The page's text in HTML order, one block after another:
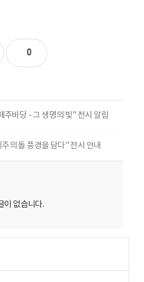
0
주바당 - 그 생명의 빛" 전시 알림
의 돌 풍경을 담다" 전시 안내
이 없습니다.